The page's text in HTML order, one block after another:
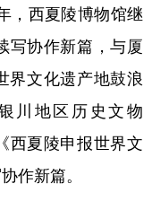
，西夏陵博物馆继
写协作新篇，与厦
文化遗产地鼓浪
川地区历史文物
西夏陵申报世界文
作新篇。